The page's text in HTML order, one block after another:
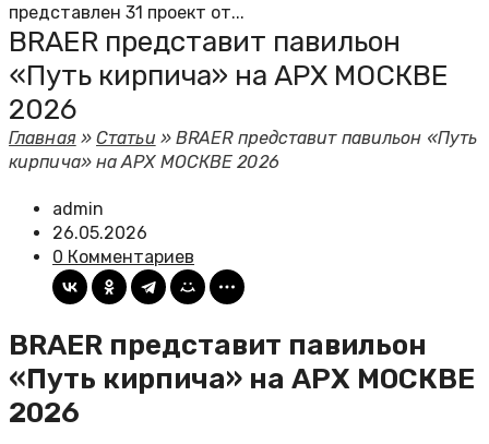
представлен 31 проект от...
BRAER представит павильон
«Путь кирпича» на АРХ МОСКВЕ
2026
Главная»Статьи » BRAER представит павильон «Путь
кирпича» на АРХ МОСКВЕ 2026
admin
26.05.2026
0 Комментариев
BRAER представит павильон
«Путь кирпича» на АРХ МОСКВЕ
2026